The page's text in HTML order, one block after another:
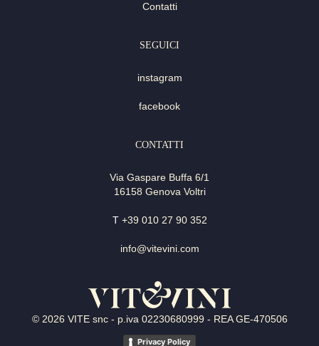
Contatti
SEGUICI
instagram
facebook
CONTATTI
Via Gaspare Buffa 6/1
16158 Genova Voltri
T +39 010 27 90 352
info@vitevini.com
© 2026 VITE snc - p.iva 02230680999 - REA GE-470506
Privacy Policy